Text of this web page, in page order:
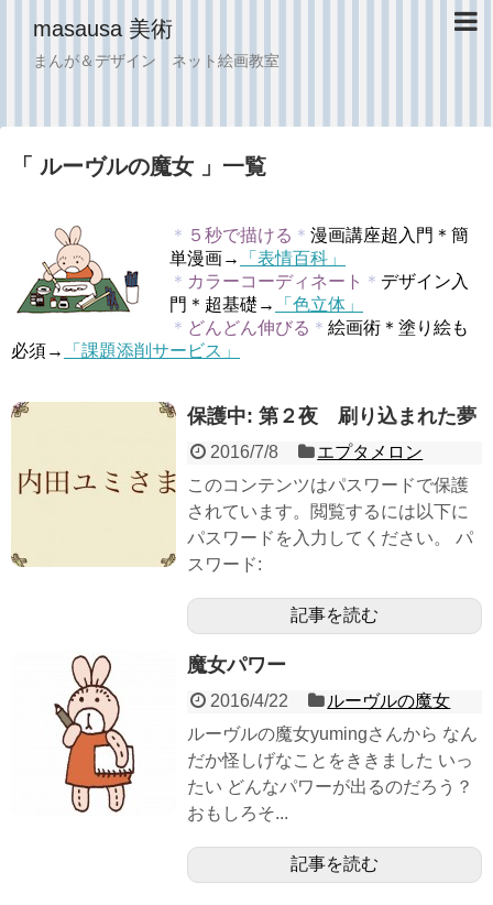
masausa 美術
まんが＆デザイン ネット絵画教室
「 ルーヴルの魔女 」一覧
＊ ５秒で描ける ＊ 漫画講座超入門＊簡
単漫画→
「表情百科」
＊ カラーコーディネート ＊ デザイン入
門＊超基礎→
「色立体」
＊ どんどん伸びる ＊ 絵画術＊塗り絵も
必須→
「課題添削サービス」
保護中: 第２夜 刷り込まれた夢
2016/7/8
エプタメロン
このコンテンツはパスワードで保護
されています。閲覧するには以下に
パスワードを入力してください。 パ
スワード:
記事を読む
魔女パワー
2016/4/22
ルーヴルの魔女
ルーヴルの魔女yumingさんから なん
だか怪しげなことをききました いっ
たい どんなパワーが出るのだろう？
おもしろそ...
記事を読む